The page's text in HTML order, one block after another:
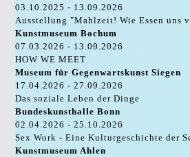
03.10.2025 - 13.09.2026
Ausstellung "Mahlzeit! Wie Essen uns
Kunstmuseum Bochum
07.03.2026 - 13.09.2026
HOW WE MEET
Museum für Gegenwartskunst Siegen
17.04.2026 - 27.09.2026
Das soziale Leben der Dinge
Bundeskunsthalle Bonn
02.04.2026 - 25.10.2026
Sex Work - Eine Kulturgeschichte der
Kunstmuseum Ahlen